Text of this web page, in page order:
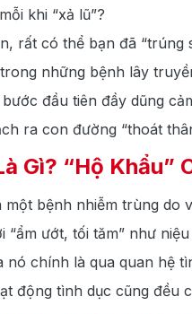
khi “xả lũ”?
rất có thể bạn đã “trúng
những bệnh lây
đầu tiên đầy dũng
ra con đường “thoát
Gì? “Hộ Khẩu”
một bệnh nhiễm trùng do
ướt, tối tăm” như
chính là qua quan hệ
động tình dục cũng